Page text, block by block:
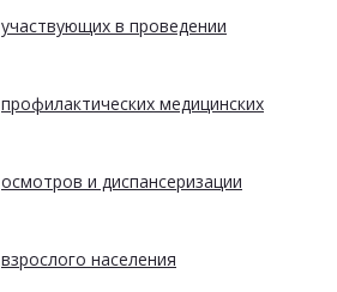
участвующих в проведении
профилактических медицинских
осмотров и диспансеризации
взрослого населения